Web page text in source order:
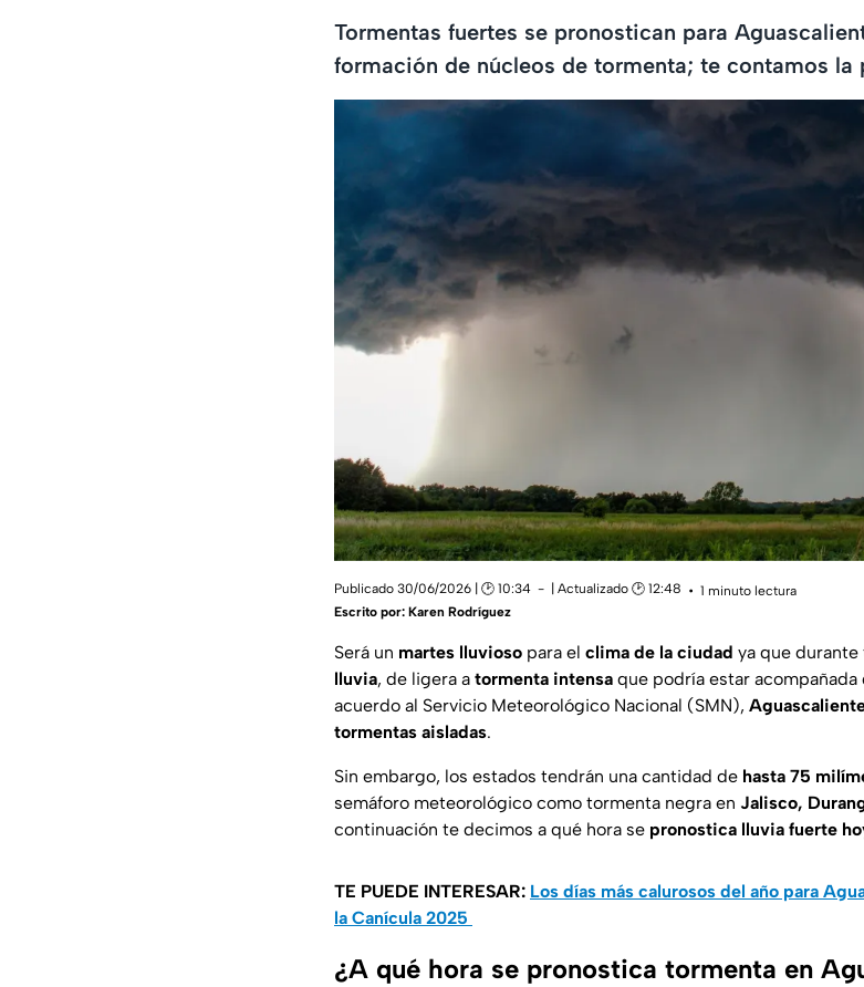
Tormentas fuertes se pronostican para
formación de núcleos de tormenta; te contamos
Publicado 30/06/2026 | 🕑 10:34 | Actualizado 🕑 12:48
1 minuto lectura
Escrito por: Karen Rodríguez
Será un martes lluvioso para el clima de la ciudad ya que
lluvia, de ligera a tormenta intensa que podría estar
acuerdo al Servicio Meteorológico Nacional (SMN),
tormentas aisladas.
Sin embargo, los estados tendrán una cantidad de hasta 75
semáforo meteorológico como tormenta negra en Jalisco,
continuación te decimos a qué hora se pronostica lluvia fuerte
TE PUEDE INTERESAR: Los días más calurosos del año para
la Canícula 2025
¿A qué hora se pronostica tormenta en